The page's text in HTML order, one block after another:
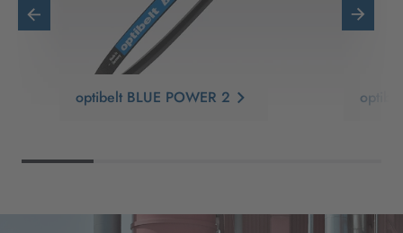
optibelt BLUE POWER 2